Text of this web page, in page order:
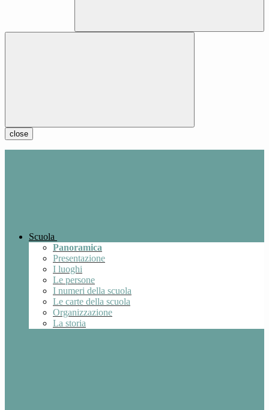
close
Scuola
Panoramica
Presentazione
I luoghi
Le persone
I numeri della scuola
Le carte della scuola
Organizzazione
La storia